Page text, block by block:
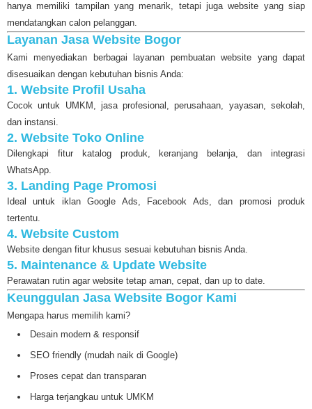
hanya memiliki tampilan yang menarik, tetapi juga website yang siap
mendatangkan calon pelanggan.
Layanan Jasa Website Bogor
Kami menyediakan berbagai layanan pembuatan website yang dapat
disesuaikan dengan kebutuhan bisnis Anda:
1. Website Profil Usaha
Cocok untuk UMKM, jasa profesional, perusahaan, yayasan, sekolah,
dan instansi.
2. Website Toko Online
Dilengkapi fitur katalog produk, keranjang belanja, dan integrasi
WhatsApp.
3. Landing Page Promosi
Ideal untuk iklan Google Ads, Facebook Ads, dan promosi produk
tertentu.
4. Website Custom
Website dengan fitur khusus sesuai kebutuhan bisnis Anda.
5. Maintenance & Update Website
Perawatan rutin agar website tetap aman, cepat, dan up to date.
Keunggulan Jasa Website Bogor Kami
Mengapa harus memilih kami?
Desain modern & responsif
SEO friendly (mudah naik di Google)
Proses cepat dan transparan
Harga terjangkau untuk UMKM